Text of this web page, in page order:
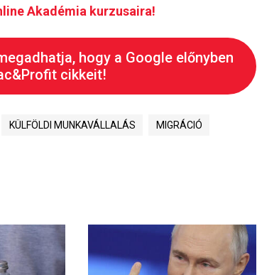
Akadémia kurzusaira!
hogy a Google előnyben
cikkeit!
KÜLFÖLDI MUNKAVÁLLALÁS MIGRÁCIÓ